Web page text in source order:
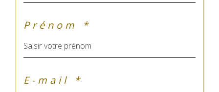
Prénom *
E-mail *